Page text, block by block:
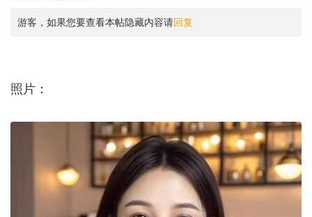
游客，如果您要查看本帖隐藏内容请回复
照片：